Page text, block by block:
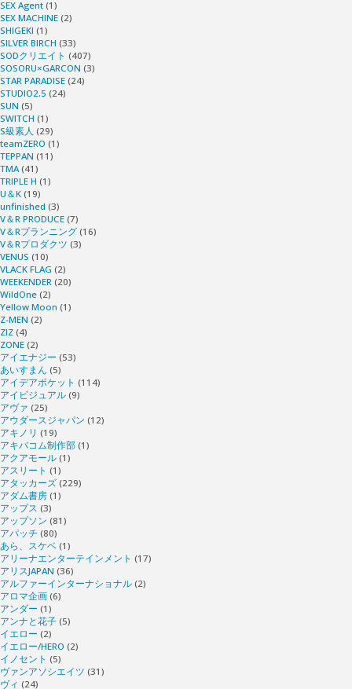
SEX Agent (1)
SEX MACHINE (2)
SHIGEKI (1)
SILVER BIRCH (33)
SODクリエイト (407)
SOSORU×GARCON (3)
STAR PARADISE (24)
STUDIO2.5 (24)
SUN (5)
SWITCH (1)
S級素人 (29)
teamZERO (1)
TEPPAN (11)
TMA(41)
TRIPLE H (1)
U＆K (19)
unfinished (3)
V＆R PRODUCE (7)
V＆Rプランニング (16)
V＆Rプロダクツ (3)
VENUS (10)
VLACK FLAG (2)
WEEKENDER (20)
WildOne (2)
Yellow Moon (1)
Z-MEN (2)
ZIZ (4)
ZONE (2)
アイエナジー (53)
あいすまん (5)
アイデアポケット (114)
アイビジュアル (9)
アヴァ (25)
アウダースジャパン (12)
アキノリ (19)
アキバコム制作部 (1)
アクアモール (1)
アスリート (1)
アタッカーズ (229)
アダム書房 (1)
アップス (3)
アップソン (81)
アパッチ (80)
あら、スケベ (1)
アリーナエンターテインメント (17)
アリスJAPAN (36)
アルファーインターナショナル (2)
アロマ企画 (6)
アンダー (1)
アンナと花子 (5)
イエロー (2)
イエロー/HERO (2)
イノセント (5)
ヴァンアソシエイツ (31)
ヴィ (24)